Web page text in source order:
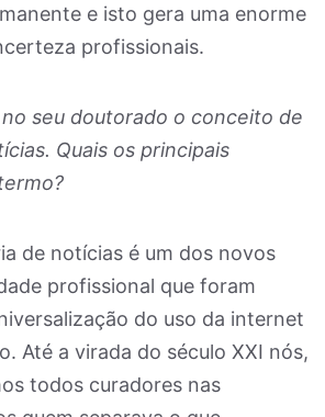
e isto gera uma enorme
profissionais.
seu doutorado o conceito de
Quais os principais
de notícias é um dos novos
profissional que foram
do uso da internet
Até a virada do século XXI nós,
todos curadores nas